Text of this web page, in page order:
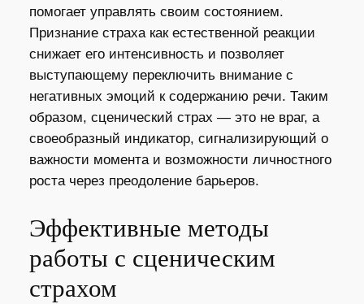
помогает управлять своим состоянием.
Признание страха как естественной реакции
снижает его интенсивность и позволяет
выступающему переключить внимание с
негативных эмоций к содержанию речи. Таким
образом, сценический страх — это не враг, а
своеобразный индикатор, сигнализирующий о
важности момента и возможности личностного
роста через преодоление барьеров.
Эффективные методы
работы с сценическим
страхом